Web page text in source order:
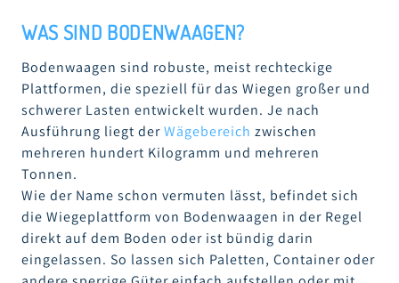
WAS SIND BODENWAAGEN?
Bodenwaagen sind robuste, meist rechteckige
Plattformen, die speziell für das Wiegen großer und
schwerer Lasten entwickelt wurden. Je nach
Ausführung liegt derWägebereich zwischen
mehreren hundert Kilogramm und mehreren
Tonnen.
Wie der Name schon vermuten lässt, befindet sich
die Wiegeplattform von Bodenwaagen in der Regel
direkt auf dem Boden oder ist bündig darin
eingelassen. So lassen sich Paletten, Container oder